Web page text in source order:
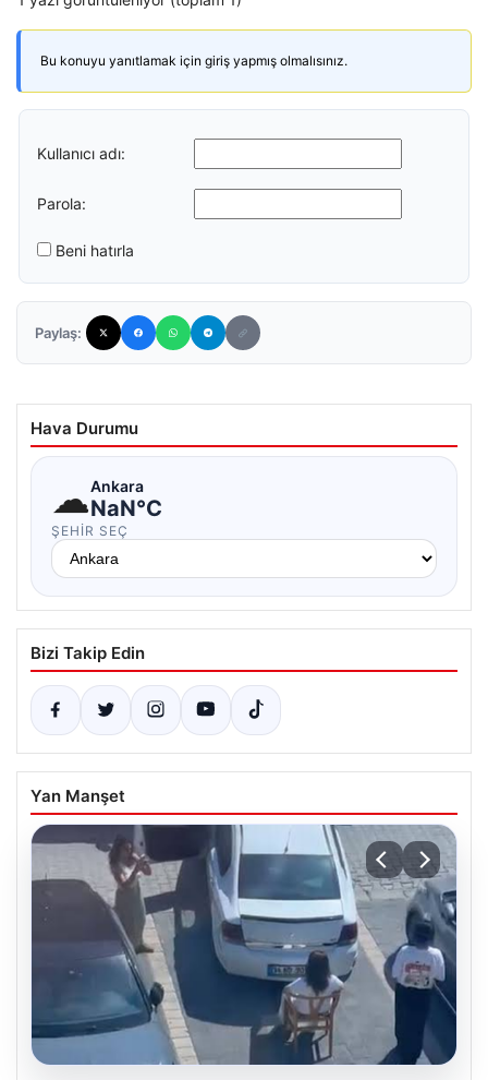
Bu konuyu yanıtlamak için giriş yapmış olmalısınız.
Kullanıcı adı:
Parola:
Beni hatırla
Paylaş:
Hava Durumu
☁Ankara
NaN°C
ŞEHIR SEÇ
Bizi Takip Edin
Yan Manşet